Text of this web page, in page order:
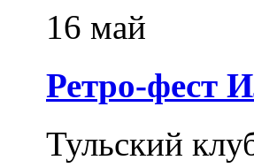
16 май
Ретро-фест
Тульский